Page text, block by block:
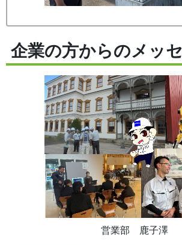
企業の方からのメッ
営業部 鹿子澤